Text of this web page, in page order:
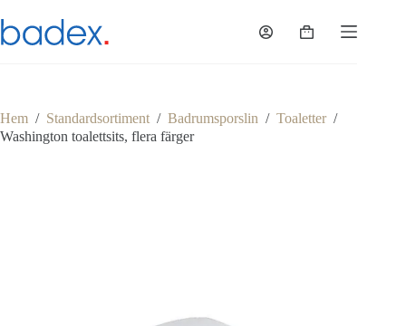
till
innehåll
Varukorg
Hem / Standardsortiment / Badrumsporslin / Toaletter /
Washington toalettsits, flera färger